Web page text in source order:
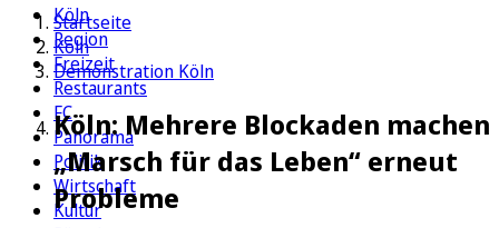
Köln
Region
Freizeit
Restaurants
FC
Panorama
Politik
Wirtschaft
Kultur
Startseite
Köln
Demonstration Köln
Köln: Mehrere Blockaden machen
„Marsch für das Leben“ erneut
Probleme